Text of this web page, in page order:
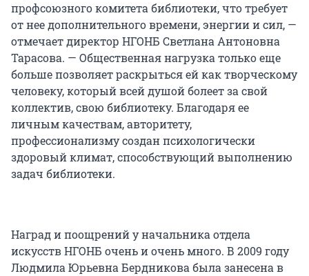
профсоюзного комитета библиотеки, что требует
от нее дополнительного времени, энергии и сил, —
отмечает директор НГОНБ Светлана Антоновна
Тарасова. — Общественная нагрузка только еще
больше позволяет раскрыться ей как творческому
человеку, который всей душой болеет за свой
коллектив, свою библиотеку. Благодаря ее
личным качествам, авторитету,
профессионализму создан психологически
здоровый климат, способствующий выполнению
задач библиотеки.
Наград и поощрений у начальника отдела
искусств НГОНБ очень и очень много. В 2009 году
Людмила Юрьевна Бердникова была занесена в